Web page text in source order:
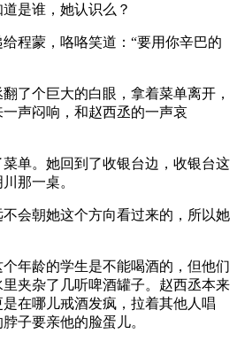
是谁，她认识么？
程蒙，咯咯笑道：“要用你辛巴的
了个巨大的白眼，拿着菜单离开，
声闷响，和赵西丞的一声哀
单。她回到了收银台边，收银台这
那一桌。
会朝她这个方向看过来的，所以她
年龄的学生是不能喝酒的，但他们
夹杂了几听啤酒罐子。赵西丞本来
在哪儿戒酒发疯，拉着其他人唱
子要亲他的脸蛋儿。